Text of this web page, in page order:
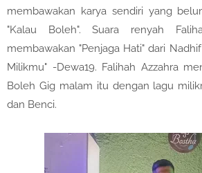
membawakan karya sendiri yang
"Kalau Boleh". Suara renyah
membawakan "Penjaga Hati" dari
Milikmu" -Dewa19. Falihah Azzahra
Boleh Gig malam itu dengan lagu
dan Benci.